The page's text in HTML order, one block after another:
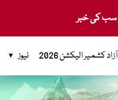
سب کی خبر
آزاد کشمیر الیکشن 2026 نیوز